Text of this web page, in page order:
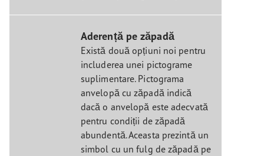
Aderență pe zăpadă
Există două opțiuni noi pentru
includerea unei pictograme
suplimentare. Pictograma
anvelopă cu zăpadă indică
dacă o anvelopă este adecvată
pentru condiții de zăpadă
abundentă. Aceasta prezintă un
simbol cu un fulg de zăpadă pe